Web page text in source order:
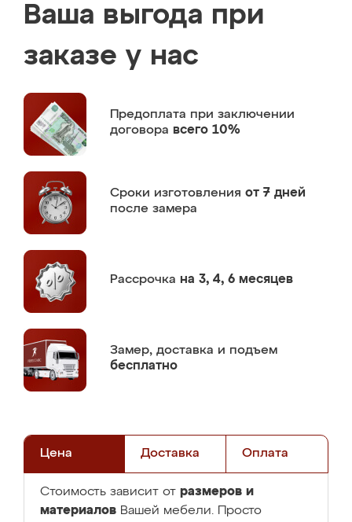
Ваша выгода при
заказе у нас
Предоплата при заключении
договора всего 10%
Сроки изготовления от 7 дней
после замера
Рассрочка на 3, 4, 6 месяцев
Замер, доставка и подъем
бесплатно
Цена Доставка Оплата
Стоимость зависит от размеров и
материалов Вашей мебели. Просто